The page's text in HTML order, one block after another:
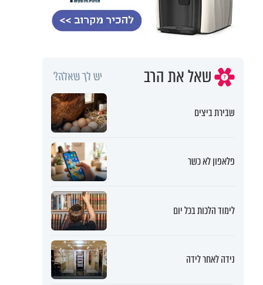
שאל את הרב יש לך שאלה?
שבירת ביצים
פלאפון לא כשר
לימוד הלכות בכל יום
נידה לאחר לידה